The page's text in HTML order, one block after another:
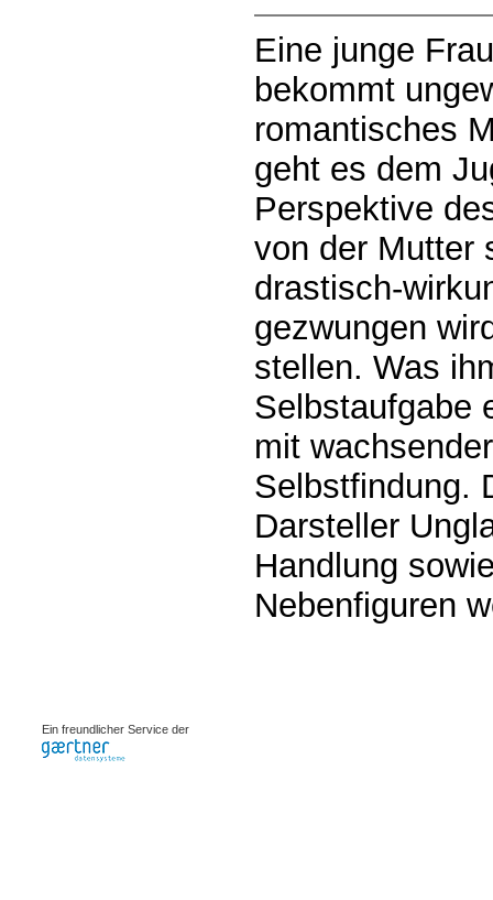
Eine junge
bekommt
romantisches
geht es dem
Perspektive
von der Mutter
drastisch-
gezwungen
stellen. Was
Selbstaufgabe
mit
Selbstfindung.
Darsteller
Handlung
Nebenfiguren
Ein freundlicher Service der